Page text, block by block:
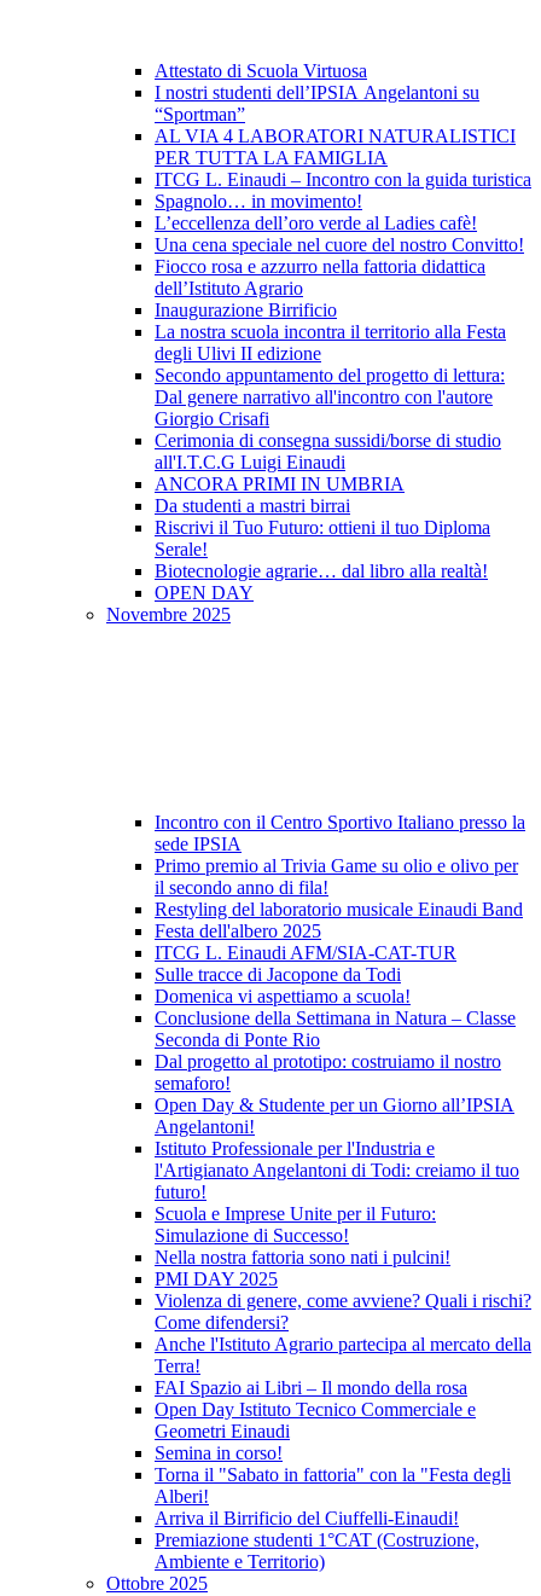
Attestato di Scuola Virtuosa
I nostri studenti dell’IPSIA Angelantoni su
“Sportman”
AL VIA 4 LABORATORI NATURALISTICI
PER TUTTA LA FAMIGLIA
ITCG L. Einaudi – Incontro con la guida turistica
Spagnolo… in movimento!
L’eccellenza dell’oro verde al Ladies cafè!
Una cena speciale nel cuore del nostro Convitto!
Fiocco rosa e azzurro nella fattoria didattica
dell’Istituto Agrario
Inaugurazione Birrificio
La nostra scuola incontra il territorio alla Festa
degli Ulivi II edizione
Secondo appuntamento del progetto di lettura:
Dal genere narrativo all'incontro con l'autore
Giorgio Crisafi
Cerimonia di consegna sussidi/borse di studio
all'I.T.C.G Luigi Einaudi
ANCORA PRIMI IN UMBRIA
Da studenti a mastri birrai
Riscrivi il Tuo Futuro: ottieni il tuo Diploma
Serale!
Biotecnologie agrarie… dal libro alla realtà!
OPEN DAY
Novembre 2025
Incontro con il Centro Sportivo Italiano presso la
sede IPSIA
Primo premio al Trivia Game su olio e olivo per
il secondo anno di fila!
Restyling del laboratorio musicale Einaudi Band
Festa dell'albero 2025
ITCG L. Einaudi AFM/SIA-CAT-TUR
Sulle tracce di Jacopone da Todi
Domenica vi aspettiamo a scuola!
Conclusione della Settimana in Natura – Classe
Seconda di Ponte Rio
Dal progetto al prototipo: costruiamo il nostro
semaforo!
Open Day & Studente per un Giorno all’IPSIA
Angelantoni!
Istituto Professionale per l'Industria e
l'Artigianato Angelantoni di Todi: creiamo il tuo
futuro!
Scuola e Imprese Unite per il Futuro:
Simulazione di Successo!
Nella nostra fattoria sono nati i pulcini!
PMI DAY 2025
Violenza di genere, come avviene? Quali i rischi?
Come difendersi?
Anche l'Istituto Agrario partecipa al mercato della
Terra!
FAI Spazio ai Libri – Il mondo della rosa
Open Day Istituto Tecnico Commerciale e
Geometri Einaudi
Semina in corso!
Torna il "Sabato in fattoria" con la "Festa degli
Alberi!
Arriva il Birrificio del Ciuffelli-Einaudi!
Premiazione studenti 1°CAT (Costruzione,
Ambiente e Territorio)
Ottobre 2025